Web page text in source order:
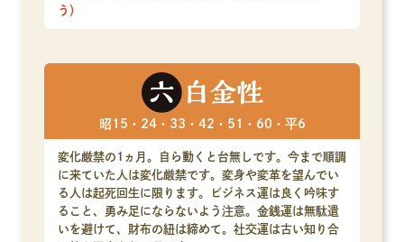
う）
昭15・24・33・42・51・60・平6
変化厳禁の1ヵ月。自ら動くと台無しです。今まで順調
に来ていた人は変化厳禁です。変身や変革を望んでい
る人は起死回生に限ります。ビジネス運は良く吟味す
ること、勇み足にならないよう注意。金銭運は無駄遣
いを避けて、財布の紐は締めて。社交運は古い知り合